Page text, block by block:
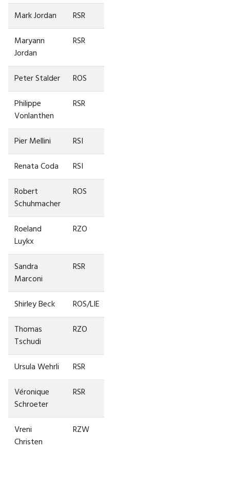
Mark Jordan
RSR
Maryann
Jordan
RSR
Peter Stalder
ROS
Philippe
Vonlanthen
RSR
Pier Mellini
RSI
Renata Coda
RSI
Robert
Schuhmacher
ROS
Roeland
Luykx
RZO
Sandra
Marconi
RSR
Shirley Beck
ROS/LIE
Thomas
Tschudi
RZO
Ursula Wehrli
RSR
Véronique
Schroeter
RSR
Vreni
Christen
RZW